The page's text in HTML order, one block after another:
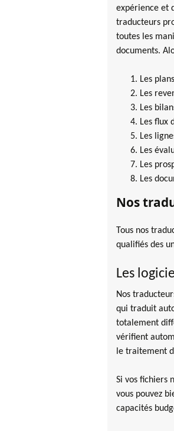
expérience et
traducteurs
toutes les
documents.
Les
Les
Les
Les flux
Les
Les
Les
Les
Nos
Tous nos
qualifiés des
Les
Nos
qui traduit
totalement
vérifient
le traitement
Si vos fichiers
vous pouvez
capacités